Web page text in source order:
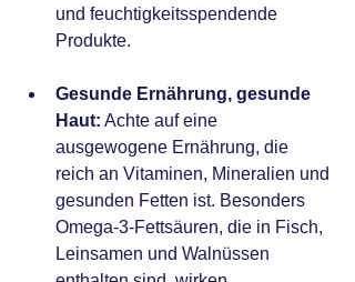
und feuchtigkeitsspendende
Produkte.
Gesunde Ernährung, gesunde
Haut: Achte auf eine
ausgewogene Ernährung, die
reich an Vitaminen, Mineralien und
gesunden Fetten ist. Besonders
Omega-3-Fettsäuren, die in Fisch,
Leinsamen und Walnüssen